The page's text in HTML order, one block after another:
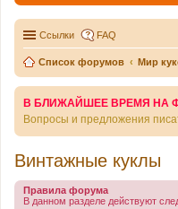
Ссылки FAQ
Список форумов Мир
В БЛИЖАЙШЕЕ ВРЕМЯ НА
Вопросы и предложения
Винтажные куклы
Правила форума
В данном разделе действуют